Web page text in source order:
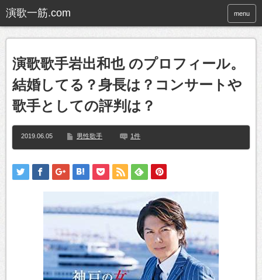
menu
演歌歌手岩出和也 のプロフィール。
結婚してる？身長は？コンサートや
歌手としての評判は？
2019.06.05 男性歌手 1件